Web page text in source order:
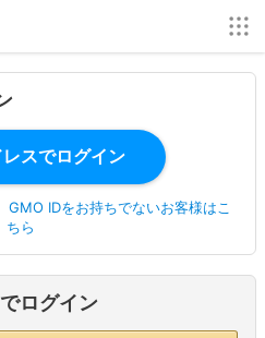
GMO IDをお持ちでないお客様はこ
ちら
ログイン